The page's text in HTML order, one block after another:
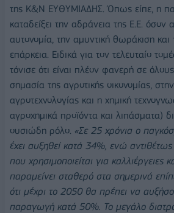
της Κ&Ν ΕΥΘΥΜΙΑΔΗΣ. Όπως είπε, η
καταδείξει την αδράνεια της Ε.Ε. όσον
αυτονομία, την αμυντική θωράκιση και
επάρκεια. Ειδικά για τον τελευταίο
τόνισε ότι είναι πλέον φανερή σε
σημασία της αγροτικής οικονομίας,
αγροτεχνολογίας και η χημική
αγροχημικά προϊόντα και λιπάσματα)
ουσιώδη ρόλο. «Σε 25 χρόνια ο
έχει αυξηθεί κατά 34%, ενώ
που χρησιμοποιείται για καλλιέργειες
παραμείνει σταθερό στα σημερινά
ότι μέχρι το 2050 θα πρέπει να
παραγωγή κατά 50%. Το μεγάλο